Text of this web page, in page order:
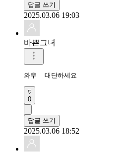
답글 쓰기
2025.03.06 19:03
바쁜그녀
와우  대단하세요
0
답글 쓰기
2025.03.06 18:52